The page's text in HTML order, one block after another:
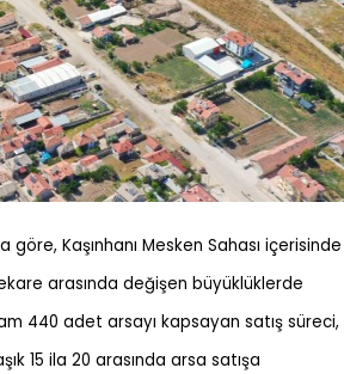
Kaşınhanı Mesken Sahası içerisinde
arasında değişen büyüklüklerde
440 adet arsayı kapsayan satış süreci,
15 ila 20 arasında arsa satışa